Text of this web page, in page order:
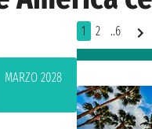
MARZO 2028
1 2 ..6